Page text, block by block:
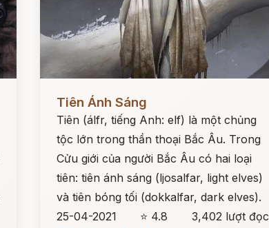
Tiên Ánh Sáng
Tiên (álfr, tiếng Anh: elf) là một chủng
tộc lớn trong thần thoại Bắc Âu. Trong
Cửu giới của người Bắc Âu có hai loại
tiên: tiên ánh sáng (ljosalfar, light elves)
và tiên bóng tối (dokkalfar, dark elves).
25-04-2021
⭐ 4.8
3,402 lượt đọc